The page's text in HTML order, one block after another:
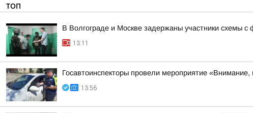
ТОП
В Волгограде и Москве задержаны участники схемы
13:11
Госавтоинспекторы провели мероприятие
13:56